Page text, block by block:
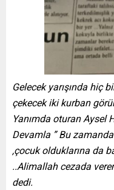
Gelecek yarışında hiç
çekecek iki kurban
Yanımda oturan Aysel
Devamla ” Bu
,çocuk olduklarına da
..Alimallah cezada
dedi.